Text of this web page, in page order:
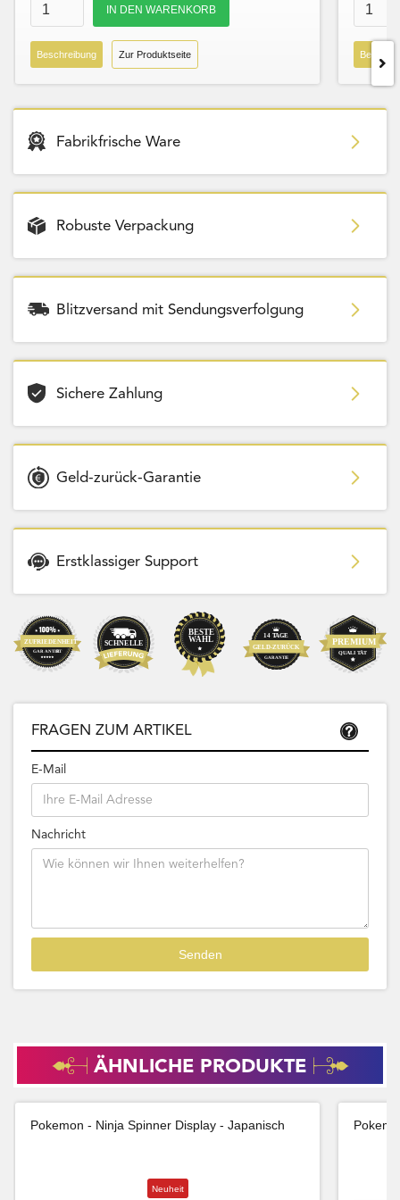
Beschreibung Zur Produktseite
Fabrikfrische Ware
Robuste Verpackung
Blitzversand mit Sendungsverfolgung
Sichere Zahlung
Geld-zurück-Garantie
Erstklassiger Support
FRAGEN ZUM ARTIKEL
E-Mail
Nachricht
ÄHNLICHE PRODUKTE
Pokemon - Ninja Spinner Display - Japanisch
Neuheit